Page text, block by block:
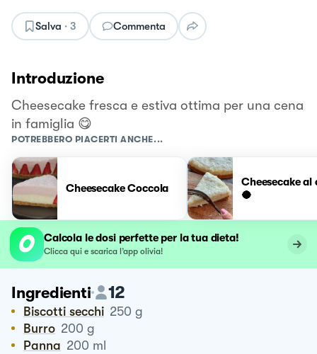
Salva · 3 Commenta
Introduzione
Cheesecake fresca e estiva ottima per una cena
in famiglia 😋
POTREBBERO PIACERTI ANCHE...
Cheesecake Coccola
Cheesecake al
🥥
Calcola le dosi perfette per la tua dieta!
Clicca qui e scarica l’app olivia!
Ingredienti 12
Biscotti secchi 250 g
Burro 200 g
Panna 200 ml